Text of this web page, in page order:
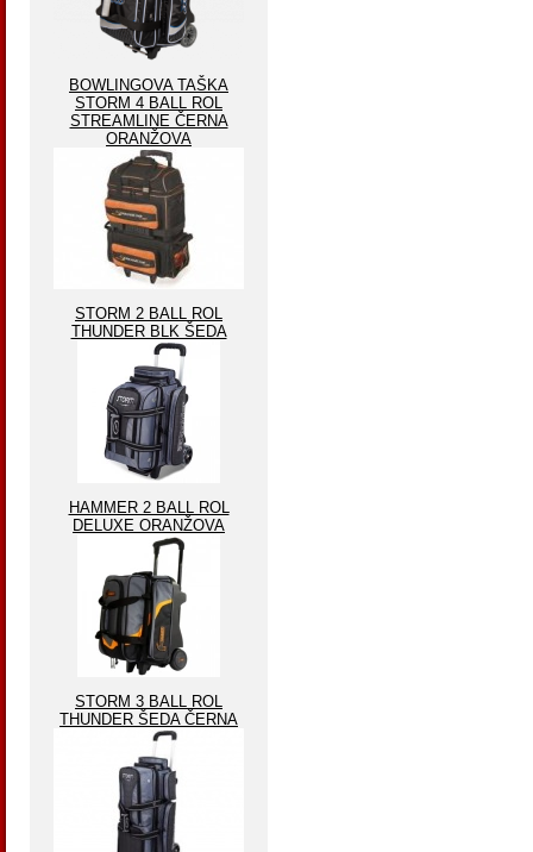
BOWLINGOVA TAŠKA
STORM 4 BALL ROL
STREAMLINE ČERNA
ORANŽOVA
STORM 2 BALL ROL
THUNDER BLK ŠEDA
HAMMER 2 BALL ROL
DELUXE ORANŽOVA
STORM 3 BALL ROL
THUNDER ŠEDA ČERNA